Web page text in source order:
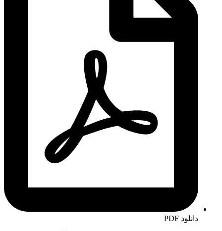
دانلود PDF